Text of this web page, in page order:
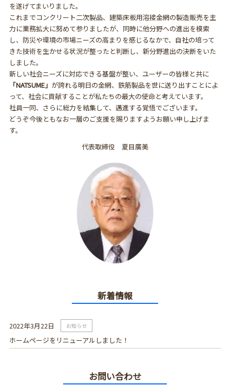
を遂げてまいりました。
これまでコンクリート二次製品、建築床板用溶接金網の製造販売を主
力に業務拡大に努めて参りましたが、同時に他分野への進出を模索
し、防災や環境の市場ニーズの高まりを感じるなかで、自社の培って
きた技術を生かせる状況が整ったと判断し、新分野進出の決断をいた
しました。
新しい社会ニーズに対応できる基盤が整い、ユーザーの皆様と共に
「NATSUME」 が誇れる明日の金網、鉄筋製品を世に送り出すことによ
って、社会に貢献することが私たちの最大の使命と考えています。
社員一同、さらに総力を結集して、邁進する覚悟でございます。
どうぞ今後ともなお一層のご支援を賜りますようお願い申し上げま
す。
代表取締役 夏目廣美
新着情報
2022年3月22日 お知らせ
ホームページをリニューアルしました！
お問い合わせ